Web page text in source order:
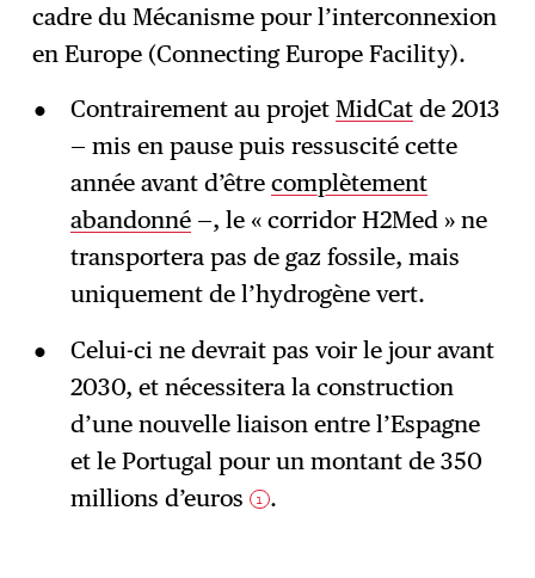
cadre du Mécanisme pour l’interconnexion
en Europe (Connecting Europe Facility).
Contrairement au projet MidCatde 2013
— mis en pause puis ressuscité cette
année avant d’être complètement
abandonné—, le « corridor H2Med » ne
transportera pas de gaz fossile, mais
uniquement de l’hydrogène vert.
Celui-ci ne devrait pas voir le jour avant
2030, et nécessitera la construction
d’une nouvelle liaison entre l’Espagne
et le Portugal pour un montant de 350
millions d’euros
1 .